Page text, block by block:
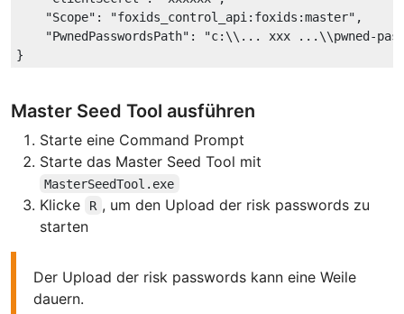
"Scope" : "foxids_control_api:foxids:master" ,
"PwnedPasswordsPath" :
"c:\\... xxx ...\\pwned-
Master Seed Tool ausführen
Starte eine Command Prompt
Starte das Master Seed Tool mit
MasterSeedTool.exe
Klicke R , um den Upload der risk passwords zu
starten
Der Upload der risk passwords kann eine Weile
dauern.